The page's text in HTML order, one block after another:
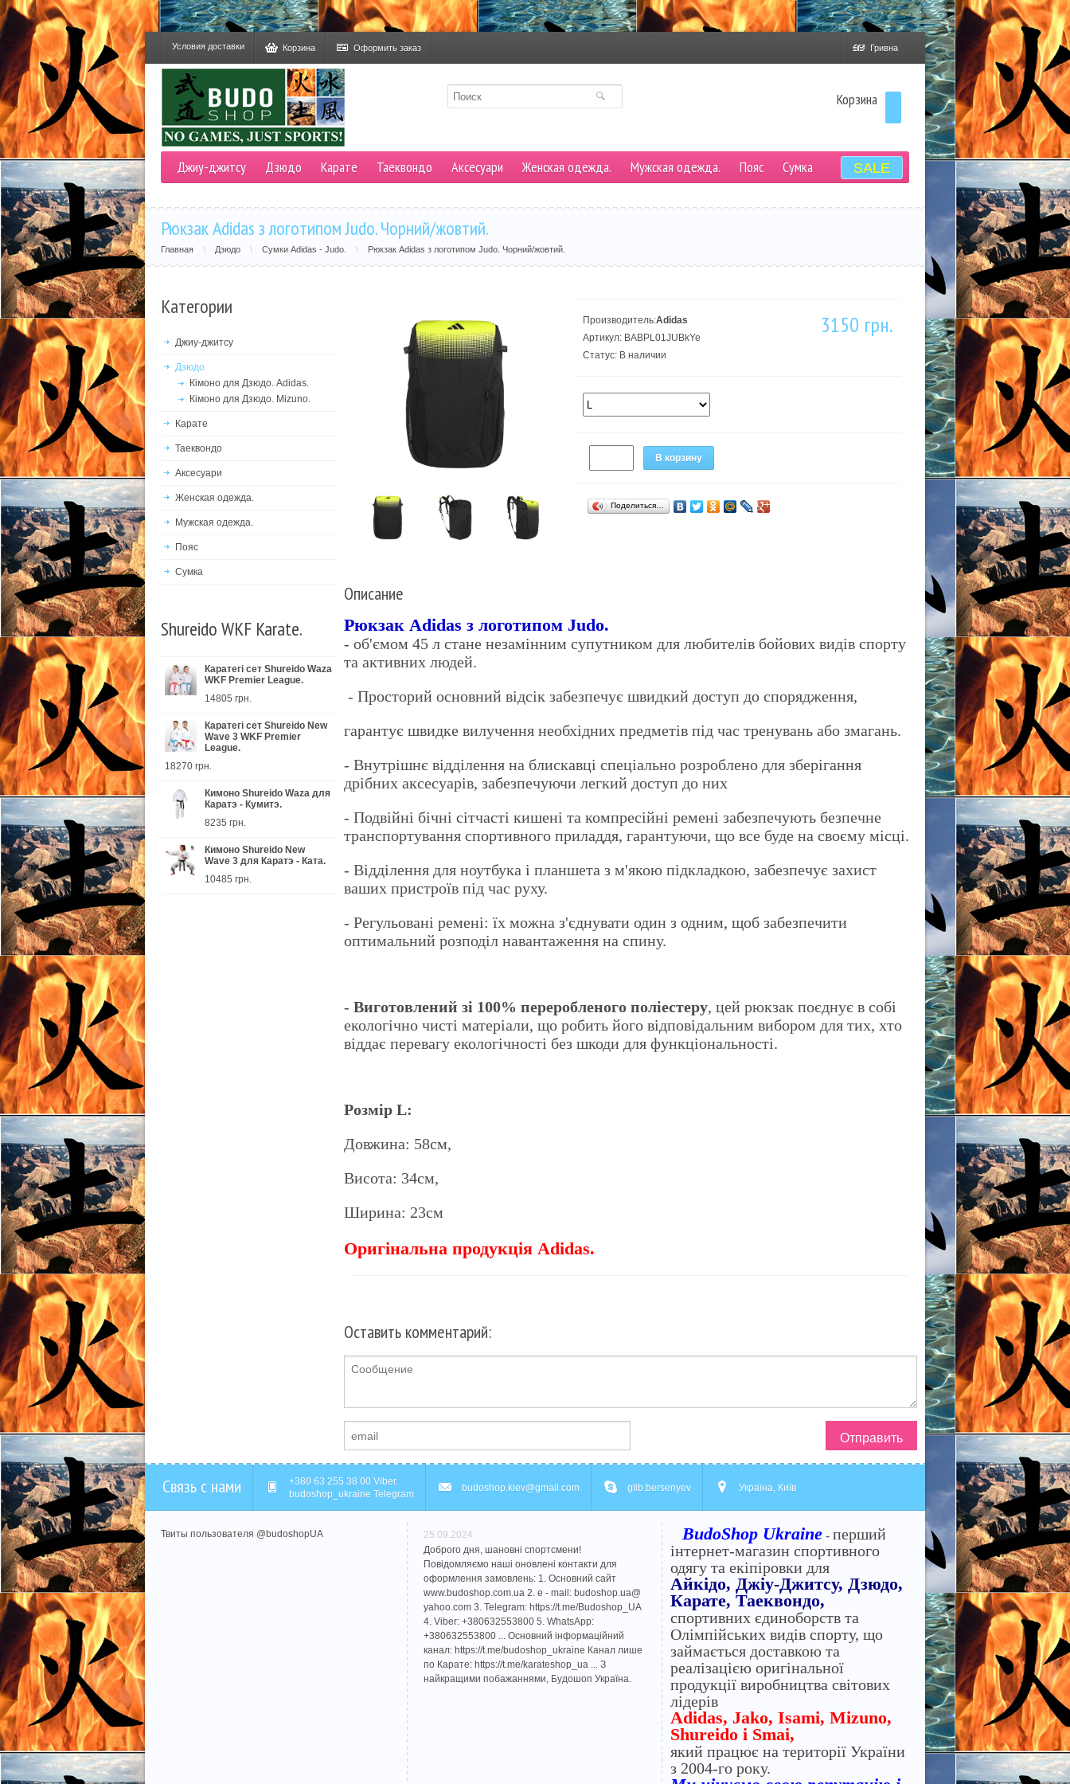
Гривна
Условия доставки Корзина Оформить заказ
Корзина
Джиу-джитсу Дзюдо Карате Таеквондо Аксесуари Женская одежда. Мужская одежда. Пояс Сумка SALE
Рюкзак Adidas з логотипом Judo. Чорний/жовтий.
Главная \ Дзюдо \ Сумки Adidas - Judo. \ Рюкзак Adidas з логотипом Judo. Чорний/жовтий.
Категории
Джиу-джитсу
Дзюдо
Кімоно для Дзюдо. Adidas.
Кімоно для Дзюдо. Mizuno.
Карате
Таеквондо
Аксесуари
Женская одежда.
Мужская одежда.
Пояс
Сумка
Shureido WKF Karate.
Каратегі сет Shureido Waza
WKF Premier League.
14805 грн.
Каратегі сет Shureido New
Wave 3 WKF Premier
League.
18270 грн.
Кимоно Shureido Waza для
Каратэ - Кумитэ.
8235 грн.
Кимоно Shureido New
Wave 3 для Каратэ - Ката.
10485 грн.
Производитель:Adidas
Артикул: BABPL01JUBkYe
Статус: В наличии
3150 грн.
В корзину
Поделиться…
Описание
Рюкзак Adidas з логотипом Judo.
- об'ємом 45 л стане незамінним супутником для любителів бойових видів спорту
та активних людей.
- Просторий основний відсік забезпечує швидкий доступ до спорядження,
гарантує швидке вилучення необхідних предметів під час тренувань або змагань.
- Внутрішнє відділення на блискавці спеціально розроблено для зберігання
дрібних аксесуарів, забезпечуючи легкий доступ до них
- Подвійні бічні сітчасті кишені та компресійні ремені забезпечують безпечне
транспортування спортивного приладдя, гарантуючи, що все буде на своєму місці.
- Відділення для ноутбука і планшета з м'якою підкладкою, забезпечує захист
ваших пристроїв під час руху.
- Регульовані ремені: їх можна з'єднувати один з одним, щоб забезпечити
оптимальний розподіл навантаження на спину.
- Виготовлений зі 100% переробленого поліестеру, цей рюкзак поєднує в собі
екологічно чисті матеріали, що робить його відповідальним вибором для тих, хто
віддає перевагу екологічності без шкоди для функціональності.
Розмір L:
Довжина: 58см,
Висота: 34см,
Ширина: 23см
Оригінальна продукція Adidas.
Оставить комментарий:
Отправить
Связь с нами
+380 63 255 38 00 Viber.
budoshop_ukraine Telegram
budoshop.kiev@gmail.com glib.bersenyev Україна, Київ
Твиты пользователя @budoshopUA
25.09.2024
Доброго дня, шановні спортсмени!
Повідомляємо наші оновлені контакти для
оформлення замовлень: 1. Основний сайт
www.budoshop.com.ua 2. e - mail: budoshop.ua@​
yahoo.com 3. Telegram: https://t.me/Budoshop_UA
4. Viber: +380632553800 5. WhatsApp:
+380632553800 ... Основний інформаційний
канал: https://t.me/budoshop_ukraine Канал лише
по Карате: https://t.me/karateshop_ua ... З
найкращими побажаннями, Будошоп Україна.
BudoShop Ukraine - перший
інтернет-магазин спортивного
одягу та екіпіровки для
Айкідо, Джіу-Джитсу, Дзюдо,
Карате, Таеквондо,
спортивних єдиноборств та
Олімпійських видів спорту, що
займається доставкою та
реалізацією оригінальної
продукції виробництва світових
лідерів
Adidas, Jako, Isami, Mizuno,
Shureido і Smai,
який працює на території України
з 2004-го року.